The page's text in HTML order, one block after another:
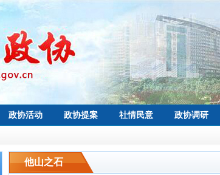
政协活动 政协提案 社情民意 政协调研
他山之石